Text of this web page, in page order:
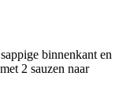
binnenkant en
2 sauzen naar